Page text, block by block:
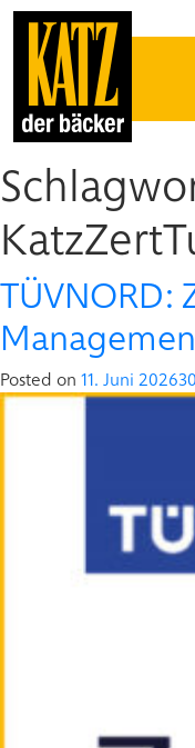
TÜVNORD:
Posted on 11. Juni 2026